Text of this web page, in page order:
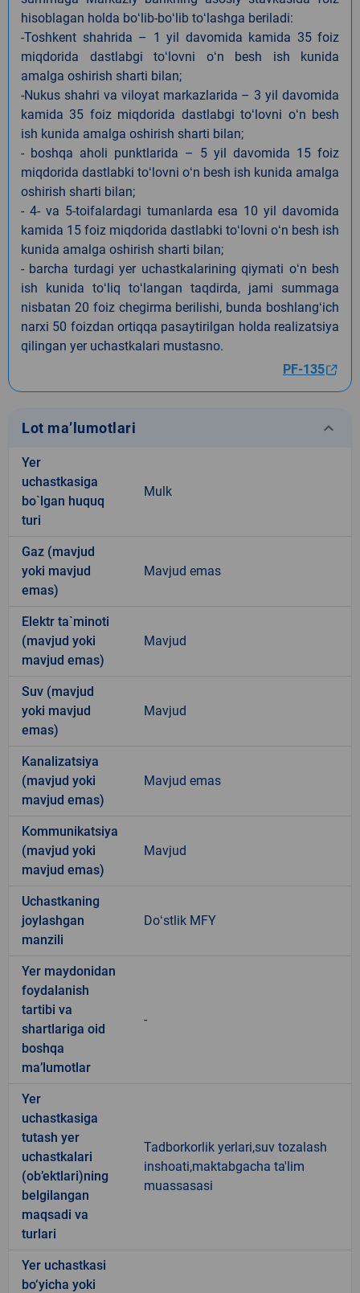
hisoblagan holda boʻlib-boʻlib toʻlashga beriladi:
-Toshkent shahrida – 1 yil davomida kamida 35 foiz
miqdorida dastlabgi toʻlovni oʻn besh ish kunida
amalga oshirish sharti bilan;
-Nukus shahri va viloyat markazlarida – 3 yil davomida
kamida 35 foiz miqdorida dastlabgi toʻlovni oʻn besh
ish kunida amalga oshirish sharti bilan;
- boshqa aholi punktlarida – 5 yil davomida 15 foiz
miqdorida dastlabki toʻlovni oʻn besh ish kunida amalga
oshirish sharti bilan;
- 4- va 5-toifalardagi tumanlarda esa 10 yil davomida
kamida 15 foiz miqdorida dastlabki toʻlovni oʻn besh ish
kunida amalga oshirish sharti bilan;
- barcha turdagi yer uchastkalarining qiymati oʻn besh
ish kunida toʻliq toʻlangan taqdirda, jami summaga
nisbatan 20 foiz chegirma berilishi, bunda boshlangʻich
narxi 50 foizdan ortiqqa pasaytirilgan holda realizatsiya
qilingan yer uchastkalari mustasno.
PF-135
Lot ma’lumotlari keyboard_arrow_down
Yer
uchastkasiga
bo`lgan huquq
turi
Mulk
Gaz (mavjud
yoki mavjud
emas)
Mavjud emas
Elektr ta`minoti
(mavjud yoki
mavjud emas)
Mavjud
Suv (mavjud
yoki mavjud
emas)
Mavjud
Kanalizatsiya
(mavjud yoki
mavjud emas)
Mavjud emas
Kommunikatsiya
(mavjud yoki
mavjud emas)
Mavjud
Uchastkaning
joylashgan
manzili
Doʻstlik MFY
Yer maydonidan
foydalanish
tartibi va
shartlariga oid
boshqa
ma’lumotlar
-
Yer
uchastkasiga
tutash yer
uchastkalari
(ob’ektlari)ning
belgilangan
maqsadi va
turlari
Tadborkorlik yerlari,suv tozalash
inshoati,maktabgacha ta'lim
muassasasi
Yer uchastkasi
bo‘yicha yoki